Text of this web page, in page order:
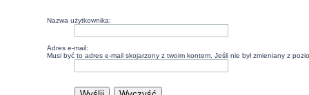
Nazwa użytkownika:
Adres e-mail:
Musi być to adres e-mail skojarzony z twoim kontem. Jeśli nie był zmieniany z